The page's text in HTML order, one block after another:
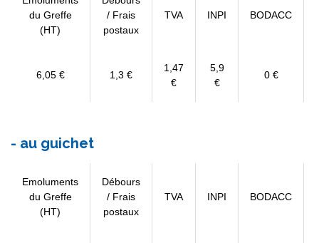
du Greffe
(HT)
/ Frais
postaux
TVA INPI BODACC
6,05 € 1,3 €
1,47
€
5,9
€
0 €
- au guichet
Emoluments
du Greffe
(HT)
Débours
/ Frais
postaux
TVA INPI BODACC